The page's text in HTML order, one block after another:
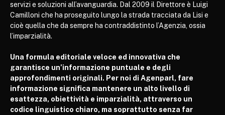
servizi e soluzioni all’avanguardia. Dal 2009 il Direttore è Luigi
Camilloni che ha proseguito lungo la strada tracciata da Lisi e
cioè quella che da sempre ha contraddistinto l’Agenzia, ossia
l’imparzialità.
Una formula editoriale veloce ed innovativa che
garantisce un’informazione puntuale e degli
approfondimenti originali. Per noi di Agenparl, fare
informazione significa mantenere un alto livello di
esattezza, obiettività e imparzialità, attraverso un
codice linguistico chiaro, ma soprattutto senza far